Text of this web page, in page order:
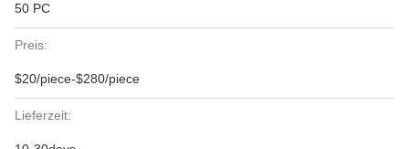
50 PC
Preis:
$20/piece-$280/piece
Lieferzeit: